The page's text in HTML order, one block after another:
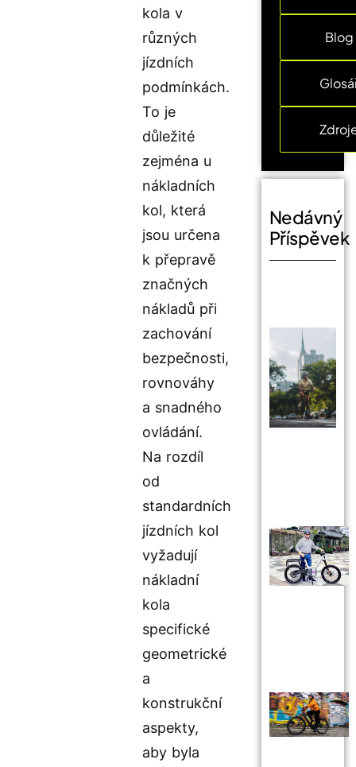
kola v
různých
jízdních
podmínkách.
To je
důležité
zejména u
nákladních
kol, která
jsou určena
k přepravě
značných
nákladů při
zachování
bezpečnosti,
rovnováhy
a snadného
ovládání.
Na rozdíl
od
standardních
jízdních kol
vyžadují
nákladní
kola
specifické
geometrické
a
konstrukční
aspekty,
aby byla
Blog
Nedávný
Příspěvek